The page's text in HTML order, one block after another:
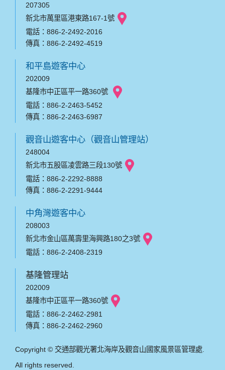
207305
新北市萬里區港東路167-1號
電話：886-2-2492-2016
傳真：886-2-2492-4519
和平島遊客中心
202009
基隆市中正區平一路360號
電話：886-2-2463-5452
傳真：886-2-2463-6987
觀音山遊客中心（觀音山管理站）
248004
新北市五股區凌雲路三段130號
電話：886-2-2292-8888
傳真：886-2-2291-9444
中角灣遊客中心
208003
新北市金山區萬壽里海興路180之3號
電話：886-2-2408-2319
基隆管理站
202009
基隆市中正區平一路360號
電話：886-2-2462-2981
傳真：886-2-2462-2960
Copyright © 交通部觀光署北海岸及觀音山國家風景區管理處.
All rights reserved.